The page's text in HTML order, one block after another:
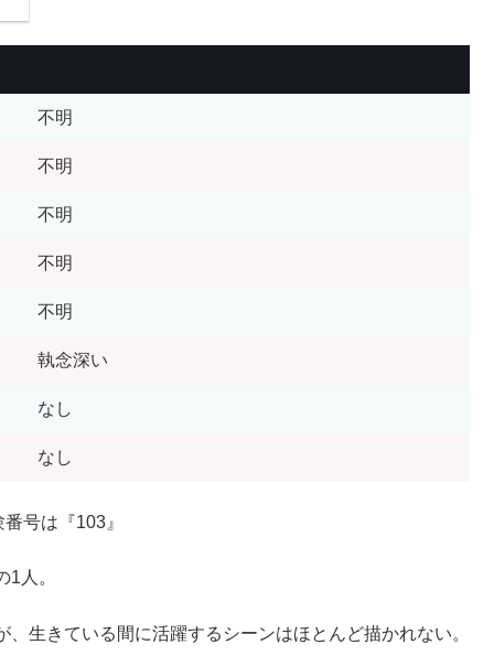
不明
不明
不明
不明
不明
執念深い
なし
なし
号は『103』
人。
生きている間に活躍するシーンはほとんど描かれない。